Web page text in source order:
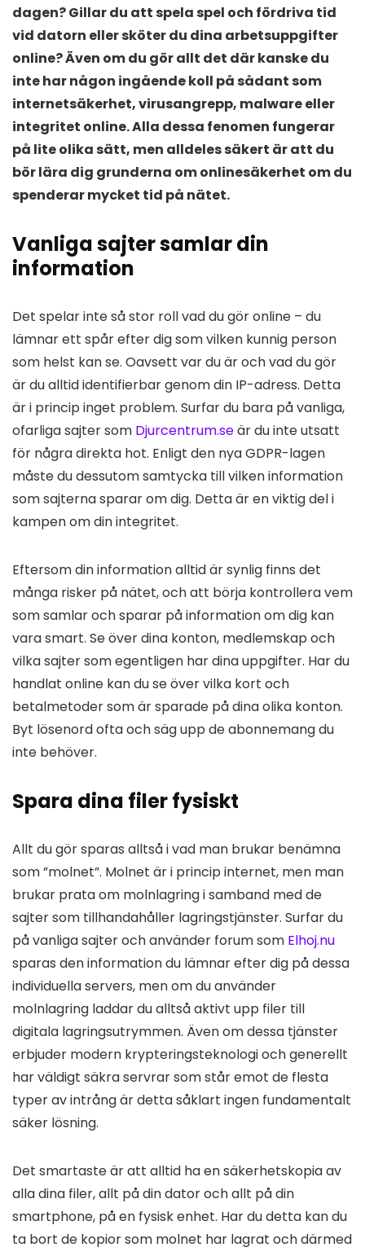
dagen? Gillar du att spela spel och fördriva tid
vid datorn eller sköter du dina arbetsuppgifter
online? Även om du gör allt det där kanske du
inte har någon ingående koll på sådant som
internetsäkerhet, virusangrepp, malware eller
integritet online. Alla dessa fenomen fungerar
på lite olika sätt, men alldeles säkert är att du
bör lära dig grunderna om onlinesäkerhet om du
spenderar mycket tid på nätet.
Vanliga sajter samlar din
information
Det spelar inte så stor roll vad du gör online – du
lämnar ett spår efter dig som vilken kunnig person
som helst kan se. Oavsett var du är och vad du gör
är du alltid identifierbar genom din IP-adress. Detta
är i princip inget problem. Surfar du bara på vanliga,
ofarliga sajter som Djurcentrum.seär du inte utsatt
för några direkta hot. Enligt den nya GDPR-lagen
måste du dessutom samtycka till vilken information
som sajterna sparar om dig. Detta är en viktig del i
kampen om din integritet.
Eftersom din information alltid är synlig finns det
många risker på nätet, och att börja kontrollera vem
som samlar och sparar på information om dig kan
vara smart. Se över dina konton, medlemskap och
vilka sajter som egentligen har dina uppgifter. Har du
handlat online kan du se över vilka kort och
betalmetoder som är sparade på dina olika konton.
Byt lösenord ofta och säg upp de abonnemang du
inte behöver.
Spara dina filer fysiskt
Allt du gör sparas alltså i vad man brukar benämna
som ”molnet”. Molnet är i princip internet, men man
brukar prata om molnlagring i samband med de
sajter som tillhandahåller lagringstjänster. Surfar du
på vanliga sajter och använder forum som Elhoj.nu
sparas den information du lämnar efter dig på dessa
individuella servers, men om du använder
molnlagring laddar du alltså aktivt upp filer till
digitala lagringsutrymmen. Även om dessa tjänster
erbjuder modern krypteringsteknologi och generellt
har väldigt säkra servrar som står emot de flesta
typer av intrång är detta såklart ingen fundamentalt
säker lösning.
Det smartaste är att alltid ha en säkerhetskopia av
alla dina filer, allt på din dator och allt på din
smartphone, på en fysisk enhet. Har du detta kan du
ta bort de kopior som molnet har lagrat och därmed